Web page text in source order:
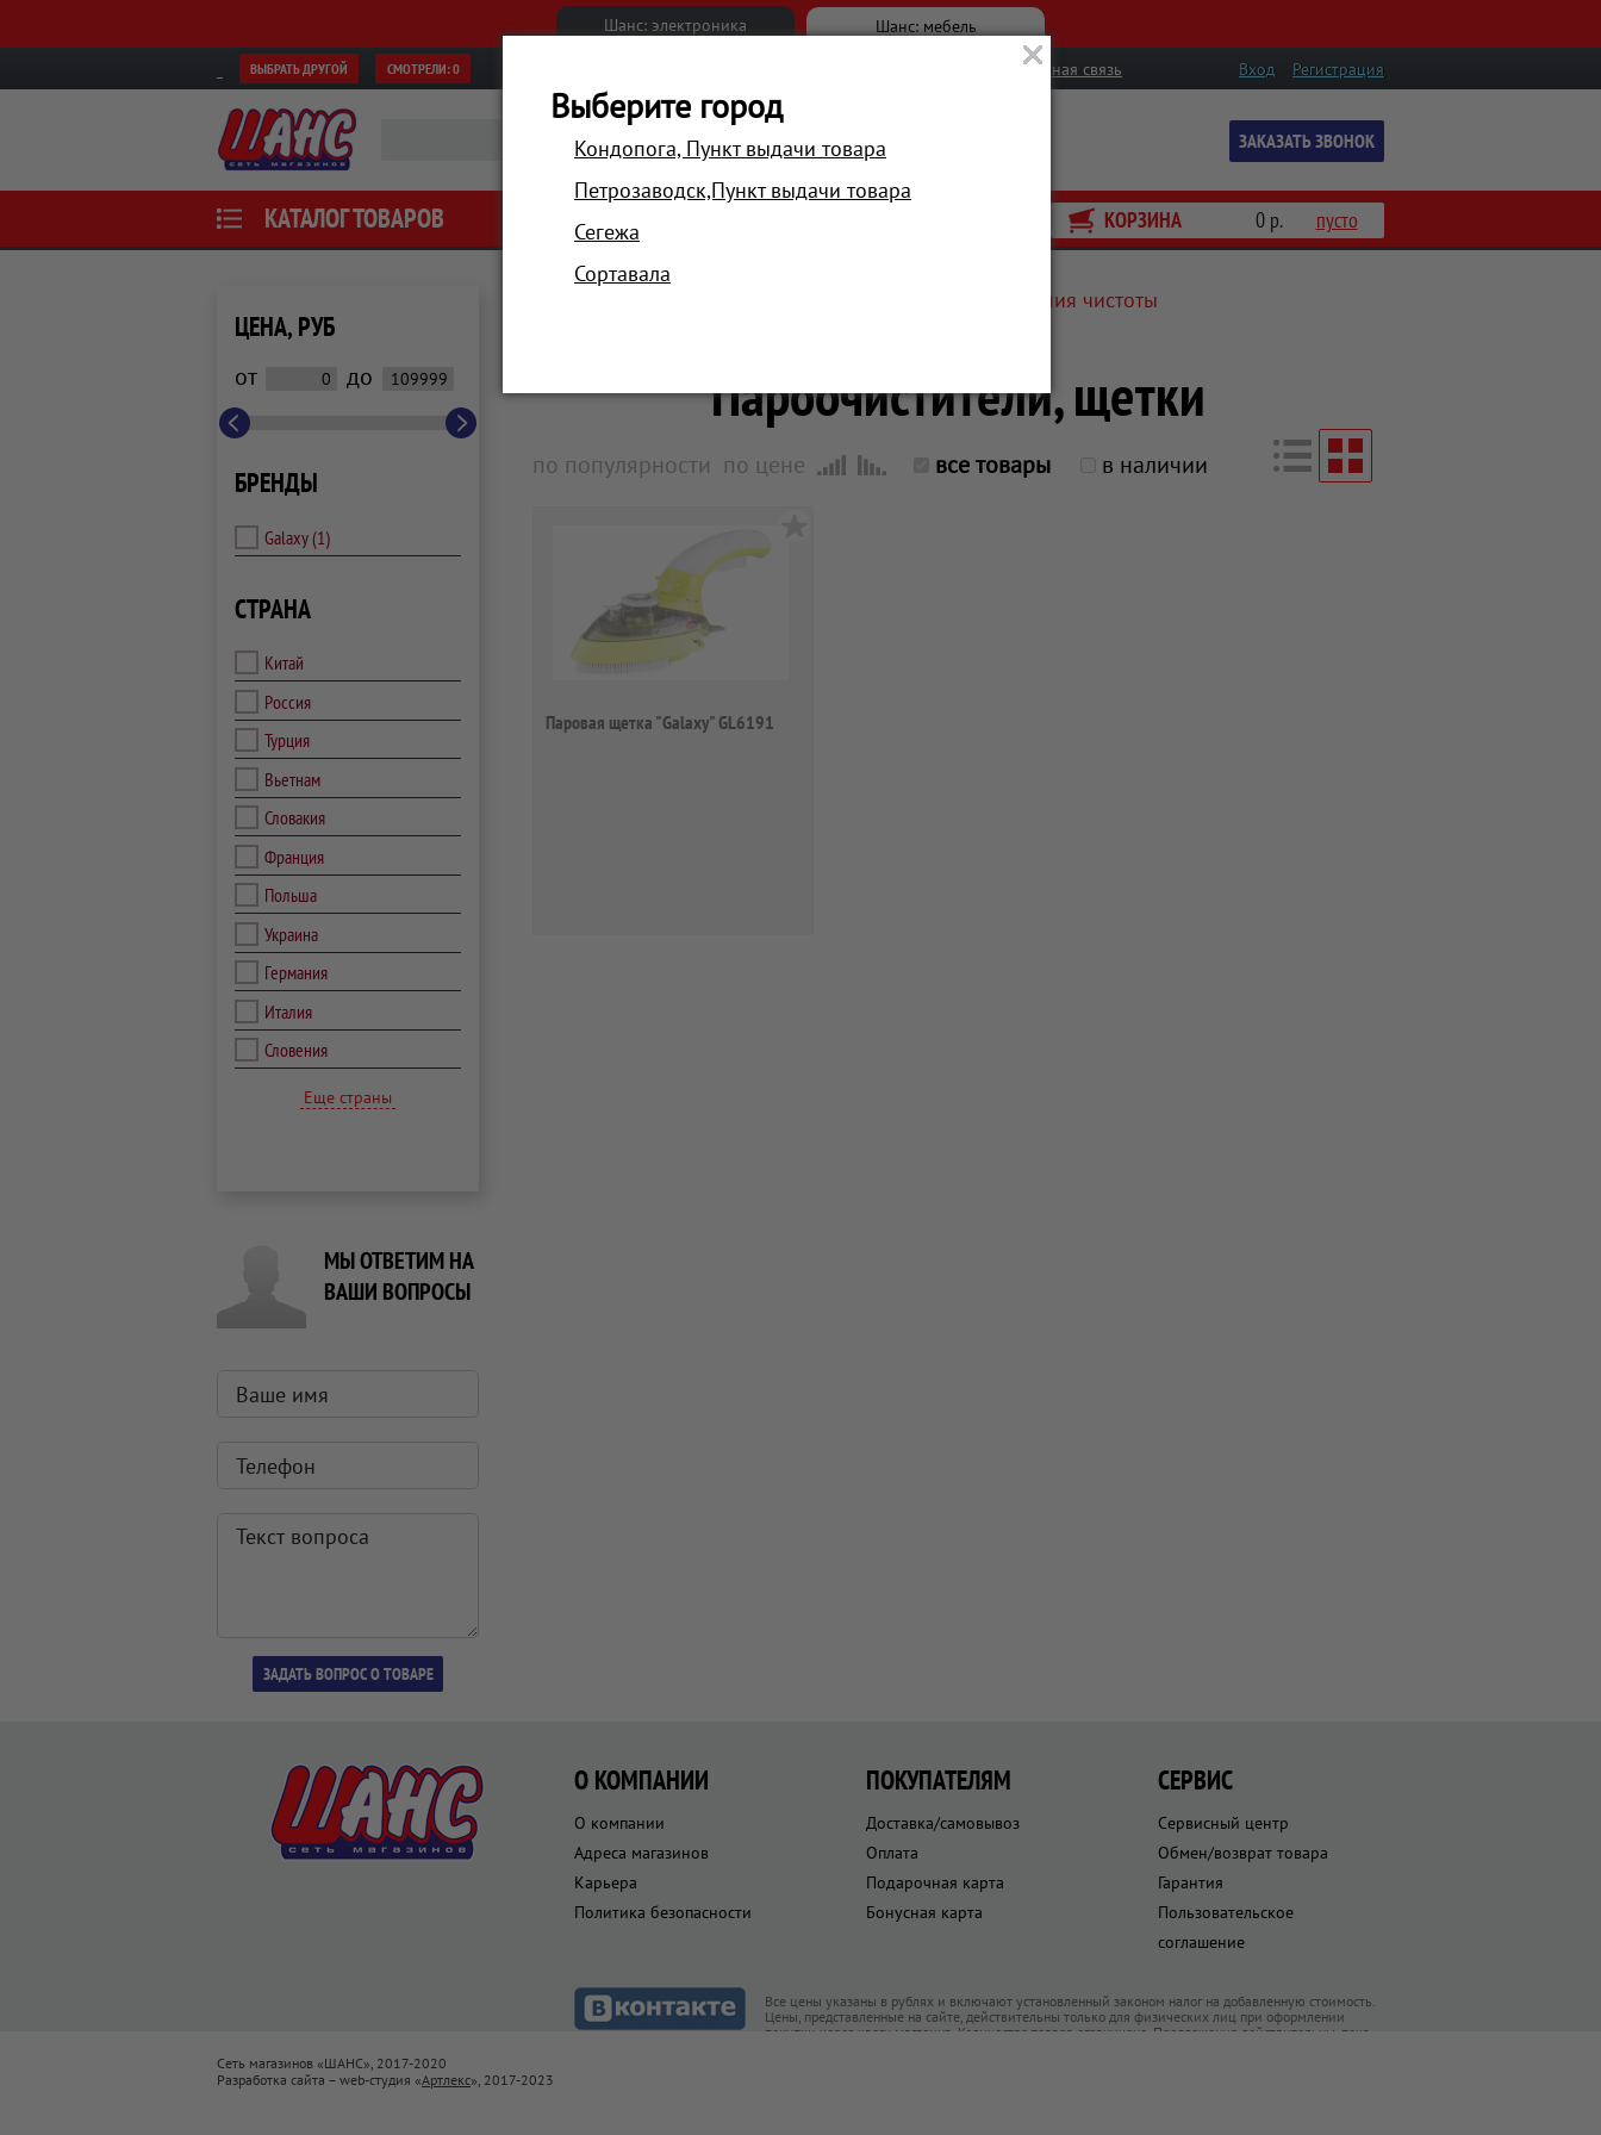
Шанс: электроника Шанс: мебель
ВЫБРАТЬ ДРУГОЙ СМОТРЕЛИ:0 Вход Регистрация
Обратная связь
ЗАКАЗАТЬ ЗВОНОК
КАТАЛОГ ТОВАРОВ АКЦИИ КОРЗИНА 0 р. пусто
ЦЕНА, РУБ
от до
БРЕНДЫ
Galaxy(1)
СТРАНА
Китай
Россия
Турция
Вьетнам
Словакия
Франция
Польша
Украина
Германия
Италия
Словения
Еще страны
МЫ ОТВЕТИМ НА
ВАШИ ВОПРОСЫ
Для уборки и поддержания чистоты
Пароочистители, щетки
по популярности по цене все товары в наличии
Паровая щетка "Galaxy" GL6191
О КОМПАНИИ
О компании
Адреса магазинов
Карьера
Политика безопасности
ПОКУПАТЕЛЯМ
Доставка/самовывоз
Оплата
Подарочная карта
Бонусная карта
СЕРВИС
Сервисный центр
Обмен/возврат товара
Гарантия
Пользовательское
соглашение
Все цены указаны в рублях и включают установленный законом налог на добавленную стоимость.
Цены, представленные на сайте, действительны только для физических лиц при оформлении
покупки через кассу магазина. Количество товара ограничено. Предложения действительны, пока
Сеть магазинов «ШАНС», 2017-2020
Разработка сайта – web-студия «Артлекс», 2017-2023
Выберите город
Кондопога, Пункт выдачи товара
Петрозаводск,Пункт выдачи товара
Сегежа
Сортавала